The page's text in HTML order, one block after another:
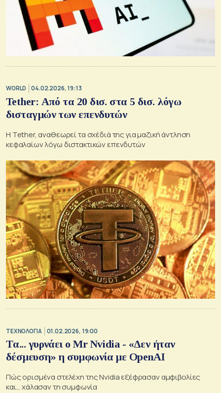
WORLD 04.02.2026, 19:13
Tether: Από τα 20 δισ. στα 5 δισ. λόγω
δισταγμών των επενδυτών
H Tether, αναθεωρεί τα σχέδιά της για μαζική άντληση
κεφαλαίων λόγω διστακτικών επενδυτών
ΤΕΧΝΟΛΟΓΙΑ 01.02.2026, 19:00
Tα... γυρνάει ο Mr Nvidia - «Δεν ήταν
δέσμευση» η συμφωνία με OpenAI
Πώς ορισμένα στελέχη της Nvidia εξέφρασαν αμφιβολίες
και... χάλασαν τη συμφωνία